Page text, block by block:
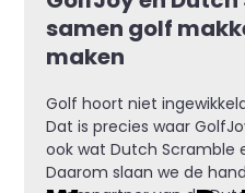
samen golf
maken
Golf hoort niet
Dat is precies waar
ook wat Dutch Scramble
Daarom slaan we de